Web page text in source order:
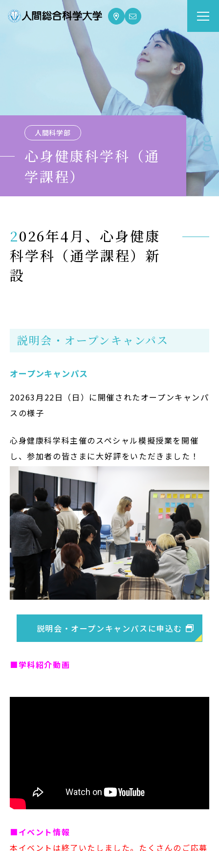
資格・就職
Qualifications & Employment
学校生活
Admission
入試イベント
OpenCampus
アクセス
通信制 大学院
在学生の方
卒業生の方
大学院生の方・修了生の方
企業・病院の方
お問い合わせ
よくある質問
サイトポリシー
プライバシーポリシー
サイトマップ
for Well-being
人間科学部
心身健康科学科（通
学課程）
2026年4月、心身健康
科学科（通学課程）新
設
説明会・オープンキャンパス
オープンキャンパス
20263月22日（日）に開催されたオープンキャンパ
スの様子
心身健康科学科主催のスペシャル模擬授業を開催
し、参加者の皆さまに大好評をいただきました！
説明会・オープンキャンパスに申込む
■学科紹介動画
■イベント情報
本イベントは終了いたしました。たくさんのご応募